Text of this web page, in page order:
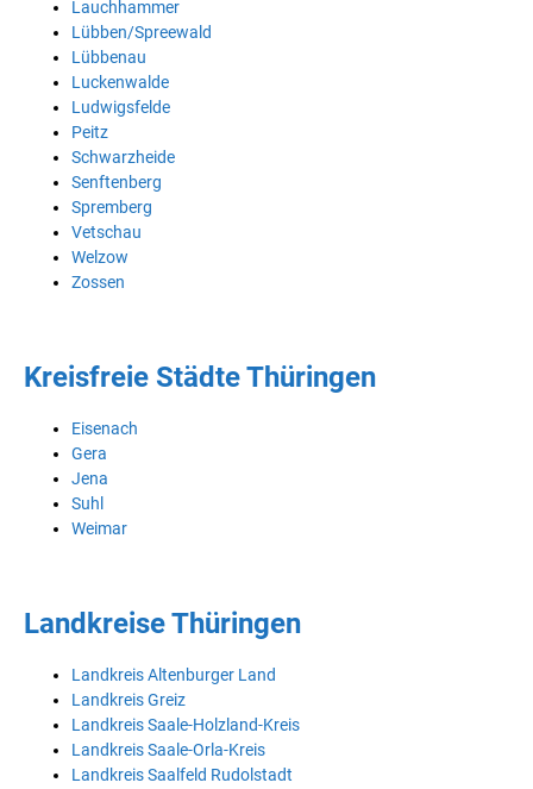
Lauchhammer
Lübben/Spreewald
Lübbenau
Luckenwalde
Ludwigsfelde
Peitz
Schwarzheide
Senftenberg
Spremberg
Vetschau
Welzow
Zossen
Kreisfreie Städte Thüringen
Eisenach
Gera
Jena
Suhl
Weimar
Landkreise Thüringen
Landkreis Altenburger Land
Landkreis Greiz
Landkreis Saale-Holzland-Kreis
Landkreis Saale-Orla-Kreis
Landkreis Saalfeld Rudolstadt